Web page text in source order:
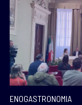
ENOGASTRONOMIA